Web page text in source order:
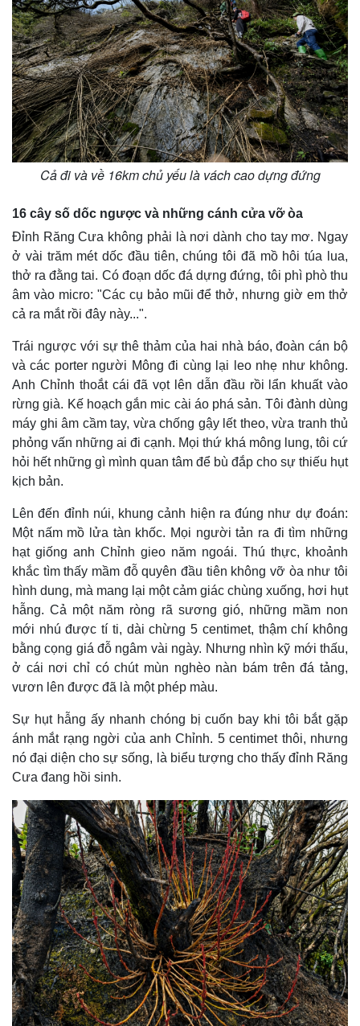
Kinh tế
Bất động sản
Khởi nghiệp
Thị trường
Giá vàng
Tiêu dùng
Chứng khoán
Giá cà phê
Cả đi và về 16km chủ yếu là vách cao dựng đứng
16 cây số dốc ngược và những cánh cửa vỡ òa
Đỉnh Răng Cưa không phải là nơi dành cho tay mơ. Ngay
ở vài trăm mét dốc đầu tiên, chúng tôi đã mồ hôi túa lua,
thở ra đằng tai. Có đoạn dốc đá dựng đứng, tôi phì phò thu
âm vào micro: "Các cụ bảo mũi để thở, nhưng giờ em thở
cả ra mắt rồi đây này...".
Trái ngược với sự thê thảm của hai nhà báo, đoàn cán bộ
và các porter người Mông đi cùng lại leo nhẹ như không.
Anh Chỉnh thoắt cái đã vọt lên dẫn đầu rồi lẩn khuất vào
rừng già. Kế hoạch gắn mic cài áo phá sản. Tôi đành dùng
máy ghi âm cầm tay, vừa chống gậy lết theo, vừa tranh thủ
phỏng vấn những ai đi cạnh. Mọi thứ khá mông lung, tôi cứ
hỏi hết những gì mình quan tâm để bù đắp cho sự thiếu hụt
kịch bản.
Lên đến đỉnh núi, khung cảnh hiện ra đúng như dự đoán:
Một nấm mồ lửa tàn khốc. Mọi người tản ra đi tìm những
hạt giống anh Chỉnh gieo năm ngoái. Thú thực, khoảnh
khắc tìm thấy mầm đỗ quyên đầu tiên không vỡ òa như tôi
hình dung, mà mang lại một cảm giác chùng xuống, hơi hụt
hẫng. Cả một năm ròng rã sương gió, những mầm non
mới nhú được tí ti, dài chừng 5 centimet, thậm chí không
bằng cọng giá đỗ ngâm vài ngày. Nhưng nhìn kỹ mới thấu,
ở cái nơi chỉ có chút mùn nghèo nàn bám trên đá tảng,
vươn lên được đã là một phép màu.
Sự hụt hẫng ấy nhanh chóng bị cuốn bay khi tôi bắt gặp
ánh mắt rạng ngời của anh Chỉnh. 5 centimet thôi, nhưng
nó đại diện cho sự sống, là biểu tượng cho thấy đỉnh Răng
Cưa đang hồi sinh.